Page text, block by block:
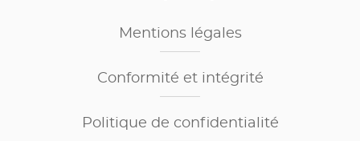
Mentions légales
Conformité et intégrité
Politique de confidentialité